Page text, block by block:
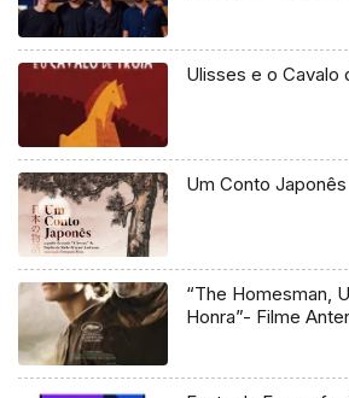
Ulisses e o Cavalo
Um Conto Japonês
“The Homesman,
Honra”- Filme